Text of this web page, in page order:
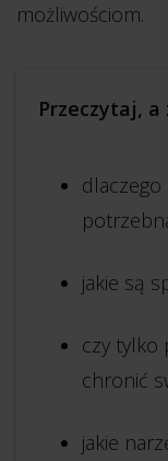
możliwościom.
Przeczytaj,
jakie są
czy tylko
chronić
jakie